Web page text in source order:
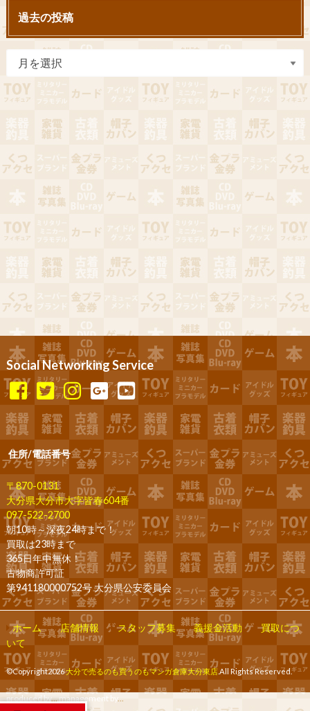
過去の投稿
Social Networking Service
住所/電話番号
〒870-0131
大分県大分市大字皆春604番
097-522-2700
朝10時～深夜24時まで！
買取は23時まで
365日年中無休！
古物商許可証
第941180000752号 大分県公安委員会
ホーム 店舗情報 スタッフ募集 義援金活動
買取につ
いて
©Copyright2026大分で売るのも買うのもマンガ倉庫大分東店.All Rights Reserved.
produced by...management by...